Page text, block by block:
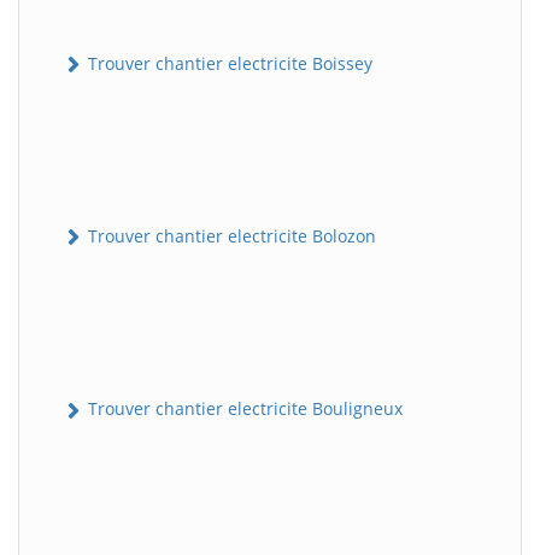
Trouver chantier electricite Boissey
Trouver chantier electricite Bolozon
Trouver chantier electricite Bouligneux